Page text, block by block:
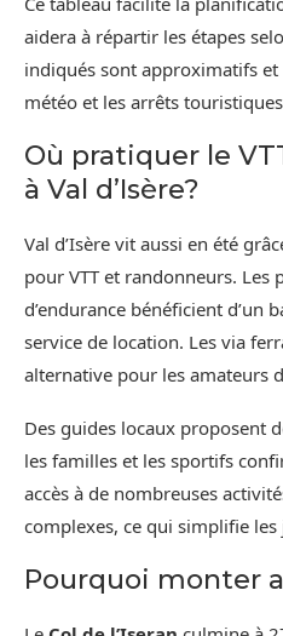
aidera à répartir les étapes
indiqués sont approximatifs
météo et les arrêts
Où pratiquer le
à Val d’Isère?
Val d’Isère vit aussi en été
pour VTT et randonneurs.
d’endurance bénéficient d’un
service de location. Les via
alternative pour les amateurs
Des guides locaux proposent
les familles et les sportifs
accès à de nombreuses
complexes, ce qui simplifie les
Pourquoi monter